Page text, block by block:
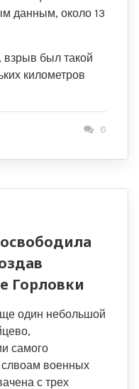
данным, около 13
был такой
километров
0
Горловки
один небольшой
самого
военных
с трех